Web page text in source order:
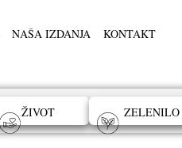
NAŠA IZDANJA KONTAKT
ŽIVOT ZELENILO